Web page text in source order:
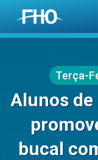
Terça-
Alunos de
bucal